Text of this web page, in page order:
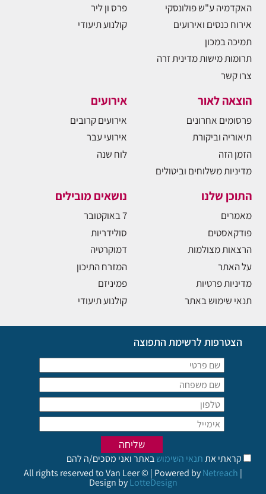
האקדמיה ע"ש פולונסקי
אירוח כנסים ואירועים
תמיכה במכון
תרומות מישות מדינית זרה
צרו קשר
פרס ון ליר
קולנוע תיעודי
הוצאה לאור
פרסומים אחרונים
תיאוריה וביקורת
הזמן הזה
מדיניות משלוחים וביטולים
אירועים
אירועים קרובים
אירועי עבר
לוח שנה
התוכן שלנו
מאמרים
פודקאסטים
הרצאות מצולמות
על האתר
מדיניות פרטיות
תנאי שימוש באתר
נושאים מובילים
7 באוקטובר
סולידריות
דמוקרטיה
המזרח התיכון
פמיניזם
קולנוע תיעודי
הצטרפות לרשימת התפוצה
קראתי אתתנאי השימושבאתר ואני מסכים/ה להם
All rights reserved to Van Leer © | Powered byNetreach |
Design byLotteDesign